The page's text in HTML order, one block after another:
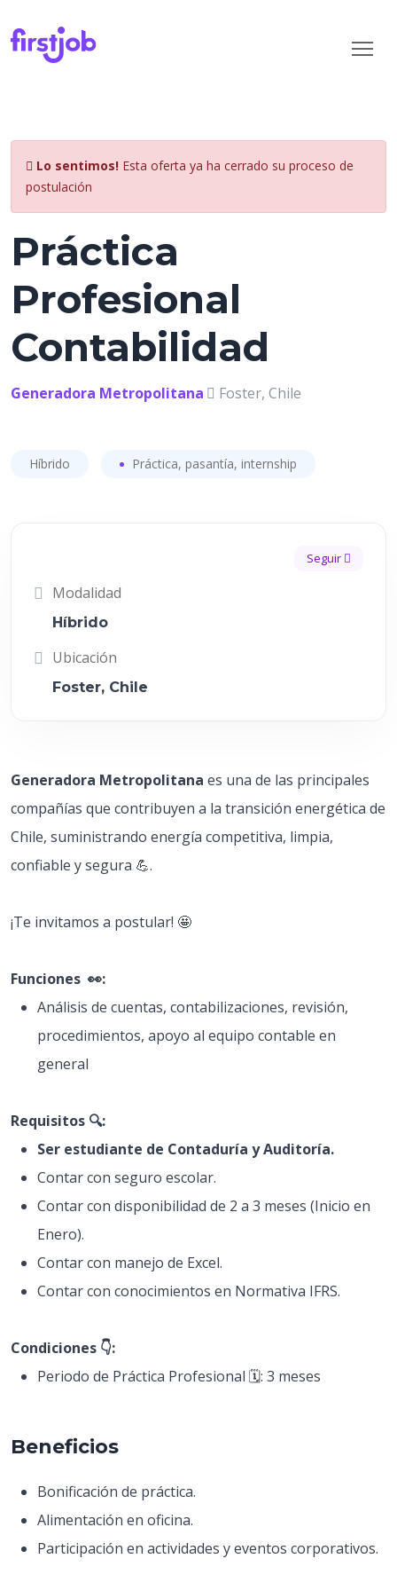
Lo sentimos! Esta oferta ya ha cerrado su proceso de
postulación
Práctica
Profesional
Contabilidad
Generadora Metropolitana Foster, Chile
Híbrido Práctica, pasantía, internship
Seguir
Modalidad
Híbrido
Ubicación
Foster, Chile
Generadora Metropolitana es una de las principales
compañías que contribuyen a la transición energética de
Chile, suministrando energía competitiva, limpia,
confiable y segura 💪.
¡Te invitamos a postular! 🤩
Funciones 👀:
Análisis de cuentas, contabilizaciones, revisión,
procedimientos, apoyo al equipo contable en
general
Requisitos 🔍:
Ser estudiante de Contaduría y Auditoría.
Contar con seguro escolar.
Contar con disponibilidad de 2 a 3 meses (Inicio en
Enero).
Contar con manejo de Excel.
Contar con conocimientos en Normativa IFRS.
Condiciones 👇:
Periodo de Práctica Profesional 🗓️: 3 meses
Beneficios
Bonificación de práctica.
Alimentación en oficina.
Participación en actividades y eventos corporativos.